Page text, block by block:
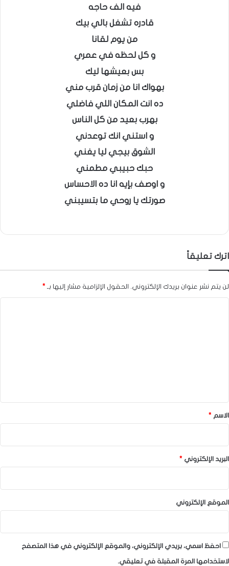
فيه الف حاجه
قادره تشغل بالي بيك
من يوم لقانا
و كل لحظه في عمري
بس بعيشها ليك
بهواك انا من زمان قرب مني
ده انت المكان اللي فاضلي
بهرب بعيد من كل الناس
و استني انك توعدني
الشوق بيجي ليا يغني
حبك حبيبي مطمني
و اوصف بإيه انا ده الاحساس
صورتك يا روحي ما بتسيبني
اترك تعليقاً
لن يتم نشر عنوان بريدك الإلكتروني. الحقول الإلزامية مشار إليها بـ *
*
الاسم *
البريد الإلكتروني *
الموقع الإلكتروني
احفظ اسمي، بريدي الإلكتروني، والموقع الإلكتروني في هذا المتصفح
لاستخدامها المرة المقبلة في تعليقي.